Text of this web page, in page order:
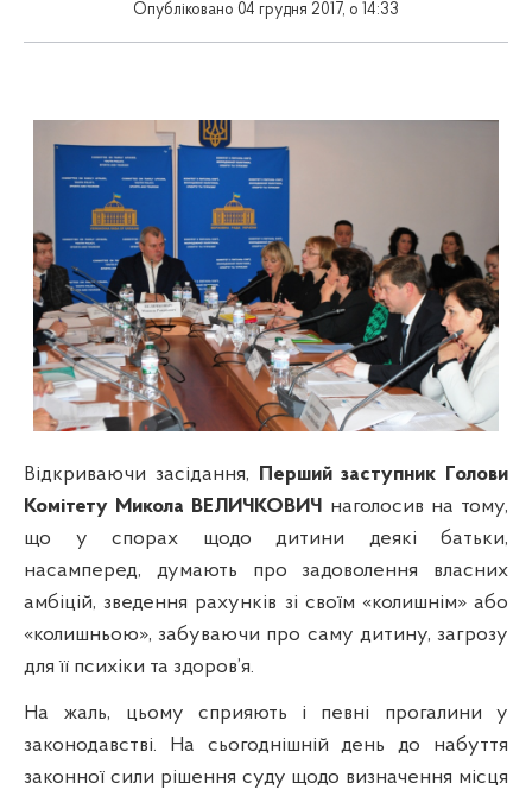
Опубліковано 04 грудня 2017, о 14:33
Відкриваючи засідання,
Перший заступник Голови
Комітету Микола ВЕЛИЧКОВИЧ наголосив на тому,
що у спорах щодо дитини деякі батьки,
насамперед, думають про задоволення власних
амбіцій, зведення рахунків зі своїм «колишнім» або
«колишньою», забуваючи про саму дитину, загрозу
для її психіки та здоров’я.
На жаль, цьому сприяють і певні прогалини у
законодавстві. На сьогоднішній день до набуття
законної сили рішення суду щодо визначення місця